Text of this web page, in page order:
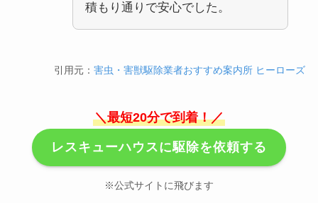
積もり通りで安心でした。
引用元：害虫・害獣駆除業者おすすめ案内所 ヒーローズ
＼最短20分で到着！／
レスキューハウスに駆除を依頼する
※公式サイトに飛びます